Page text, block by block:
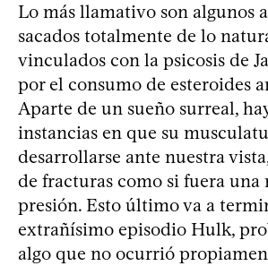
Lo más llamativo son algunos
sacados totalmente de lo
vinculados con la psicosis de
por el consumo de esteroides
Aparte de un sueño surreal,
instancias en que su
desarrollarse ante nuestra
de fracturas como si fuera una
presión. Esto último va a
extrañísimo episodio Hulk,
algo que no ocurrió